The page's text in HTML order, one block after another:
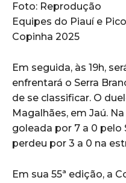
Foto: Reprodução
Equipes do Piauí e
Copinha 2025
Em seguida, às 19h,
enfrentará o Serra
de se classificar. O
Magalhães, em Jaú.
goleada por 7 a 0
perdeu por 3 a 0 na
Em sua 55ª edição, a